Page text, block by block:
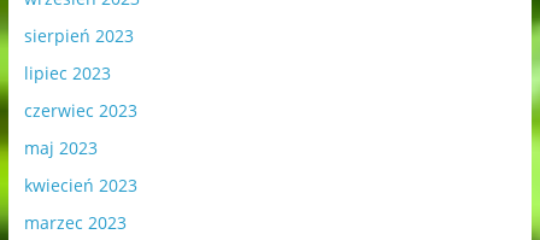
sierpień 2023
lipiec 2023
czerwiec 2023
maj 2023
kwiecień 2023
marzec 2023